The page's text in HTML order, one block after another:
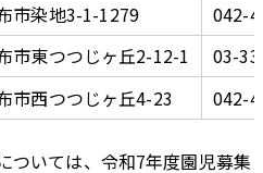
市染地3-1-1279
042-
市東つつじヶ丘2-12-1
03-
市西つつじヶ丘4-23 042-
いては、令和7年度園児募集